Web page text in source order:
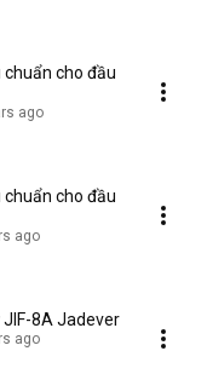
chuẩn cho đầu
ago
chuẩn cho đầu
ago
8A Jadever
ago